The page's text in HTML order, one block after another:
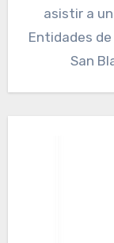
asistir a
Entidades
San